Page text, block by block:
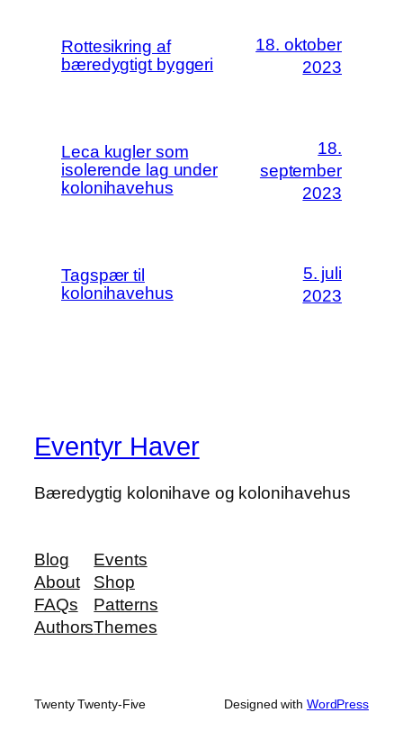
Rottesikring af
bæredygtigt byggeri
18. oktober
2023
Leca kugler som
isolerende lag under
kolonihavehus
18.
september
2023
Tagspær til
kolonihavehus
5. juli
2023
Eventyr Haver
Bæredygtig kolonihave og kolonihavehus
Blog
About
FAQs
Authors
Events
Shop
Patterns
Themes
Twenty Twenty-Five Designed with WordPress